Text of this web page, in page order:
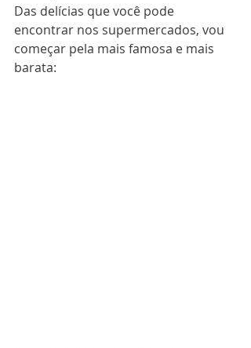
Das delícias que você pode
encontrar nos supermercados, vou
começar pela mais famosa e mais
barata: